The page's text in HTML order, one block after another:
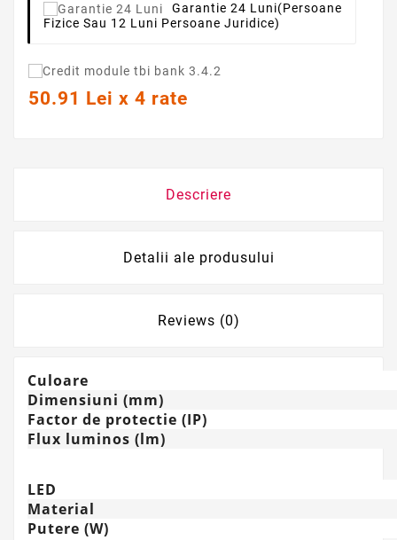
Garantie 24 Luni(persoane
Fizice Sau 12 Luni Persoane Juridice)
50.91 Lei x 4 rate
Descriere
Detalii ale produsului
Reviews (0)
Culoare
Dimensiuni (mm)
Factor de protectie (IP)
Flux luminos (lm)
LED
Material
Putere (W)